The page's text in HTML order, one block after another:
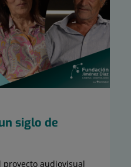
siglo de
audiovisual